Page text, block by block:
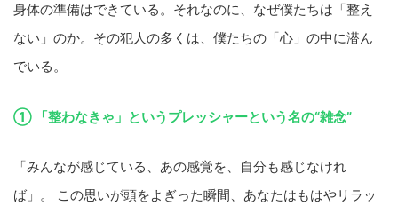
身体の準備はできている。それなのに、なぜ僕たちは「整え
ない」のか。その犯人の多くは、僕たちの「心」の中に潜ん
でいる。
① 「整わなきゃ」というプレッシャーという名の“雑念”
「みんなが感じている、あの感覚を、自分も感じなけれ
ば」。 この思いが頭をよぎった瞬間、あなたはもはやリラッ